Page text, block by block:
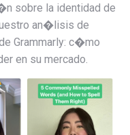
sobre la identidad de
an�lisis de
Grammarly: c�mo
en su mercado.